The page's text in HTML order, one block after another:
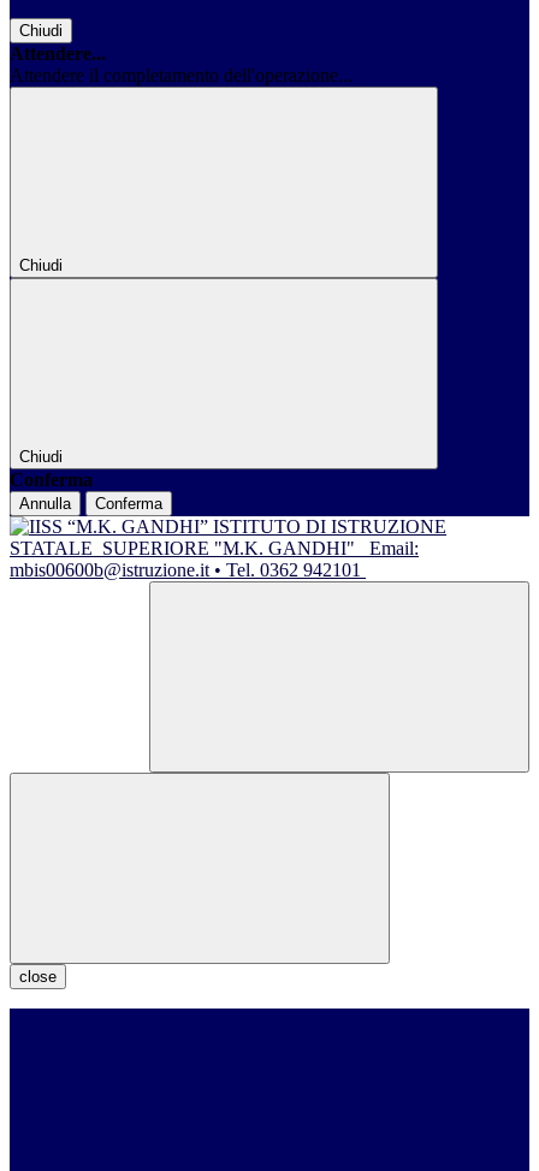
Chiudi
Attendere...
Attendere il completamento dell'operazione...
Chiudi
Chiudi
Conferma
Annulla Conferma
ISTITUTO DI ISTRUZIONE
STATALE SUPERIORE "M.K. GANDHI"
Email:
mbis00600b@istruzione.it • Tel. 0362 942101
close